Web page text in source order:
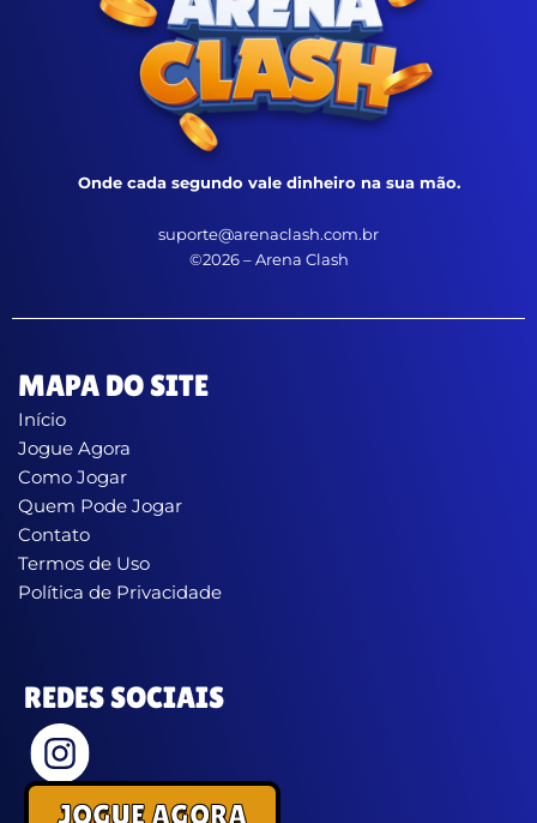
Onde cada segundo vale dinheiro na sua mão.
suporte@arenaclash.com.br
©2026 – Arena Clash
MAPA DO SITE
Início
Jogue Agora
Como Jogar
Quem Pode Jogar
Contato
Termos de Uso
Política de Privacidade
REDES SOCIAIS
JOGUE AGORA